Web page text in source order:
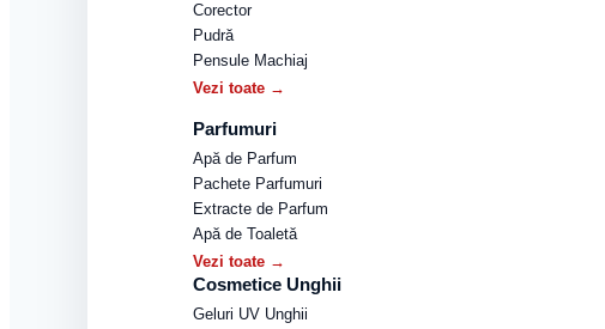
Corector
Pudră
Pensule Machiaj
Vezi toate →
Parfumuri
Apă de Parfum
Pachete Parfumuri
Extracte de Parfum
Apă de Toaletă
Vezi toate →
Cosmetice Unghii
Geluri UV Unghii